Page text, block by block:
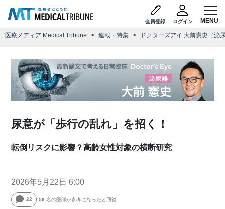
会員登録 ログイン
医療メディア Medical Tribune 連載・特集 ドクターズアイ 大前憲史（泌
尿意が「歩行の乱れ」を招く！
転倒リスクに影響？高齢女性対象の横断研究
2026年5月22日 6:00
22 56 名の医師が参考になったと回答